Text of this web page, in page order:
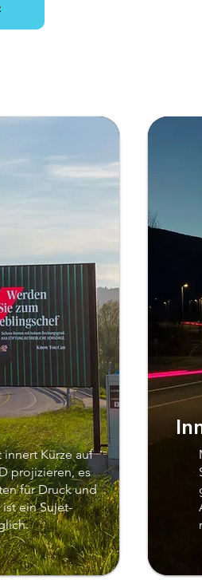
Kürze auf
projizieren, es
für Druck und
ein Sujet-